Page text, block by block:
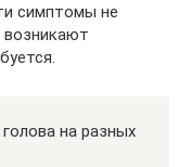
симптомы не
возникают
на разных